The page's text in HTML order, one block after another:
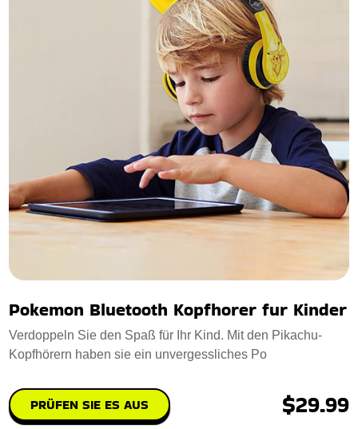
Pokemon Bluetooth Kopfhorer fur Kinder
Verdoppeln Sie den Spaß für Ihr Kind. Mit den Pikachu-
Kopfhörern haben sie ein unvergessliches Po
PRÜFEN SIE ES AUS $29.99